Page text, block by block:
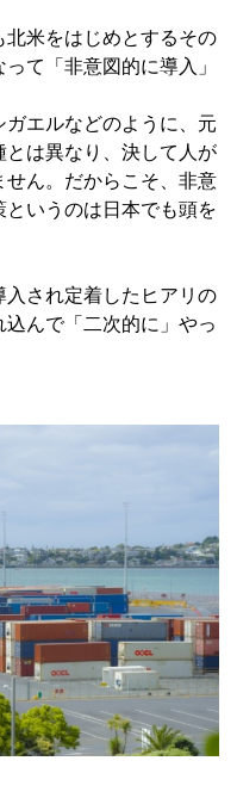
北米をはじめとするその
て「非意図的に導入」
エルなどのように、元
は異なり、決して人が
ん。だからこそ、非意
いうのは日本でも頭を
され定着したヒアリの
んで「二次的に」やっ